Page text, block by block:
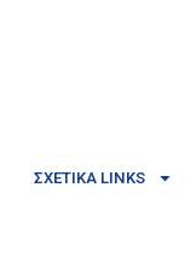
ΣΧΕΤΙΚΆ LINKS